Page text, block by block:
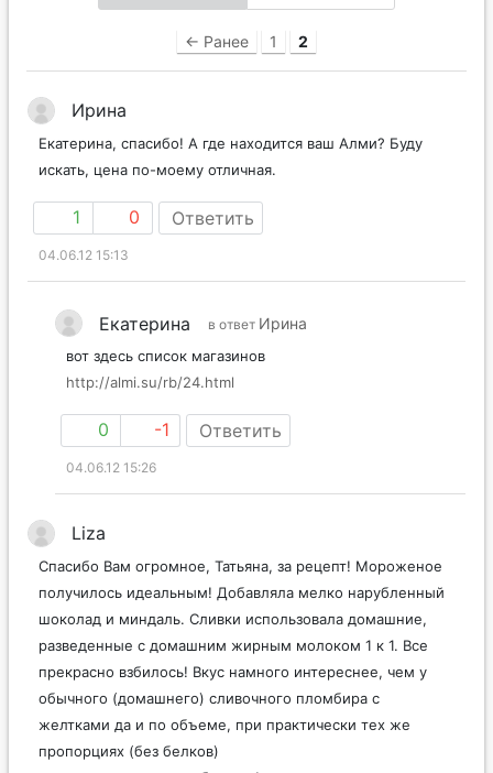
← Ранее 1 2
Ирина
Екатерина, спасибо! А где находится ваш Алми? Буду
искать, цена по-моему отличная.
1 0 Ответить
04.06.12 15:13
Екатерина в ответ Ирина
вот здесь список магазинов
http://almi.su/rb/24.html
0 -1 Ответить
04.06.12 15:26
Liza
Спасибо Вам огромное, Татьяна, за рецепт! Мороженое
получилось идеальным! Добавляла мелко нарубленный
шоколад и миндаль. Сливки использовала домашние,
разведенные с домашним жирным молоком 1 к 1. Все
прекрасно взбилось! Вкус намного интереснее, чем у
обычного (домашнего) сливочного пломбира с
желтками да и по объеме, при практически тех же
пропорциях (без белков)